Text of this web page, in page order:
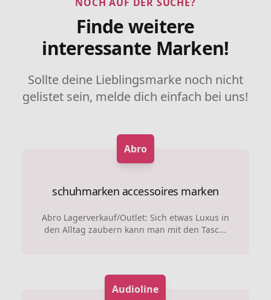
Finde weitere
interessante Marken!
Sollte deine Lieblingsmarke noch nicht
gelistet sein, melde dich einfach bei uns!
Abro
schuhmarken accessoires marken
Abro Lagerverkauf/Outlet: Sich etwas Luxus in
den Alltag zaubern kann man mit den Tasc...
Audioline